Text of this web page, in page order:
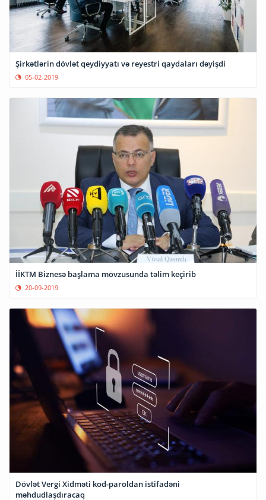
Şirkətlərin dövlət qeydiyyatı və reyestri qaydaları dəyişdi
05-02-2019
İİKTM Biznesə başlama mövzusunda təlim keçirib
20-09-2019
Dövlət Vergi Xidməti kod-paroldan istifadəni
məhdudlaşdıracaq